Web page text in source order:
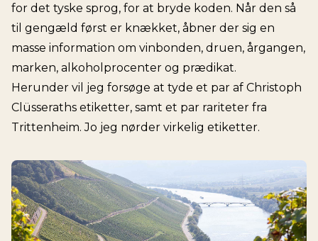
for det tyske sprog, for at bryde koden. Når den så
til gengæld først er knækket, åbner der sig en
masse information om vinbonden, druen, årgangen,
marken, alkoholprocenter og prædikat.
Herunder vil jeg forsøge at tyde et par af Christoph
Clüsseraths etiketter, samt et par rariteter fra
Trittenheim. Jo jeg nørder virkelig etiketter.